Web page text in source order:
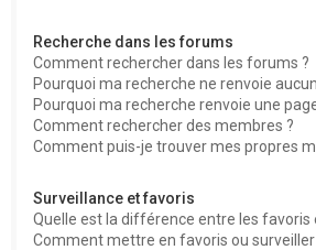
Recherche dans les forums
Comment rechercher dans les forums ?
Pourquoi ma recherche ne renvoie
Pourquoi ma recherche renvoie une
Comment rechercher des membres ?
Comment puis-je trouver mes propres
Surveillance et favoris
Quelle est la différence entre les favoris
Comment mettre en favoris ou surveiller